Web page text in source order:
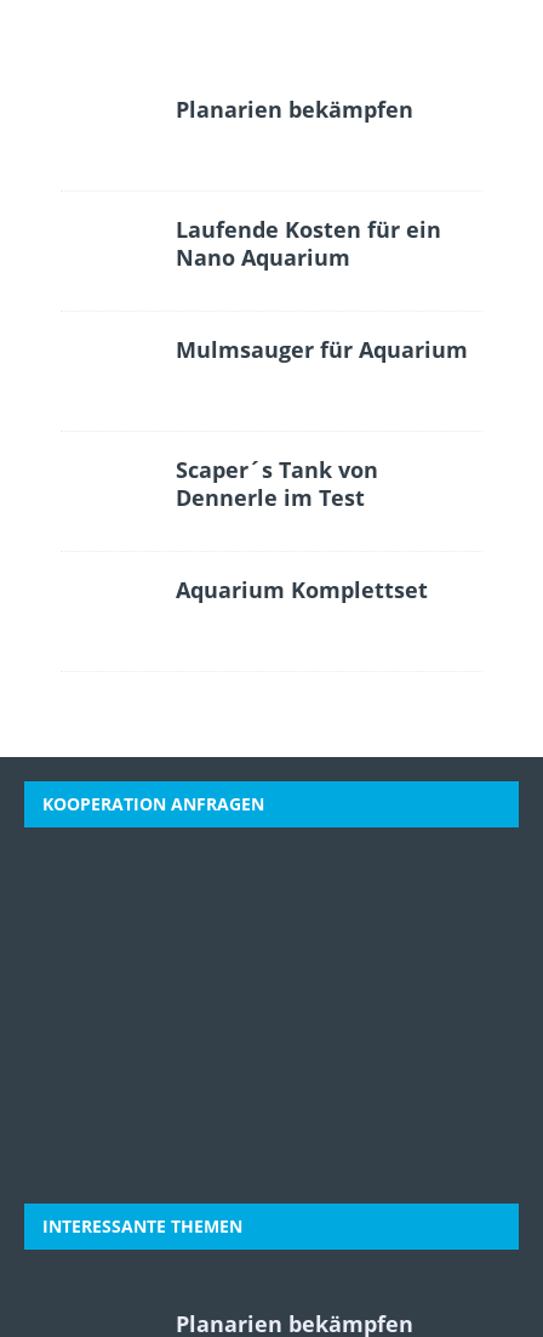
Planarien bekämpfen
Laufende Kosten für ein
Nano Aquarium
Mulmsauger für Aquarium
Scaper´s Tank von
Dennerle im Test
Aquarium Komplettset
KOOPERATION ANFRAGEN
INTERESSANTE THEMEN
Planarien bekämpfen